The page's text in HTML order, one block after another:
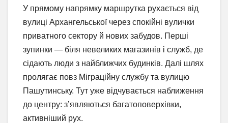
У прямому напрямку маршрутка рухається від
вулиці Архангельської через спокійні вулички
приватного сектору й нових забудов. Перші
зупинки — біля невеликих магазинів і служб, де
сідають люди з найближчих будинків. Далі шлях
пролягає повз Міграційну службу та вулицю
Пашутинську. Тут уже відчувається наближення
до центру: з’являються багатоповерхівки,
активніший рух.